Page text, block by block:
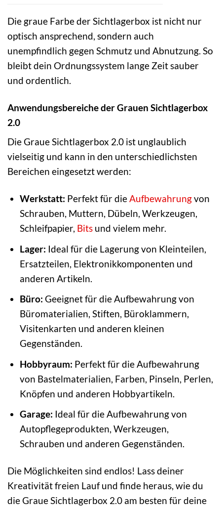
Die graue Farbe der Sichtlagerbox ist nicht nur
optisch ansprechend, sondern auch
unempfindlich gegen Schmutz und Abnutzung. So
bleibt dein Ordnungssystem lange Zeit sauber
und ordentlich.
Anwendungsbereiche der Grauen Sichtlagerbox
2.0
Die Graue Sichtlagerbox 2.0 ist unglaublich
vielseitig und kann in den unterschiedlichsten
Bereichen eingesetzt werden:
Werkstatt: Perfekt für dieAufbewahrungvon
Schrauben, Muttern, Dübeln, Werkzeugen,
Schleifpapier, Bitsund vielem mehr.
Lager: Ideal für die Lagerung von Kleinteilen,
Ersatzteilen, Elektronikkomponenten und
anderen Artikeln.
Büro: Geeignet für die Aufbewahrung von
Büromaterialien, Stiften, Büroklammern,
Visitenkarten und anderen kleinen
Gegenständen.
Hobbyraum: Perfekt für die Aufbewahrung
von Bastelmaterialien, Farben, Pinseln, Perlen,
Knöpfen und anderen Hobbyartikeln.
Garage: Ideal für die Aufbewahrung von
Autopflegeprodukten, Werkzeugen,
Schrauben und anderen Gegenständen.
Die Möglichkeiten sind endlos! Lass deiner
Kreativität freien Lauf und finde heraus, wie du
die Graue Sichtlagerbox 2.0 am besten für deine